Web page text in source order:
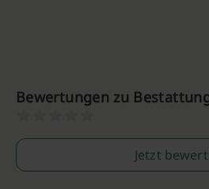
Bewertungen zu
Jetzt